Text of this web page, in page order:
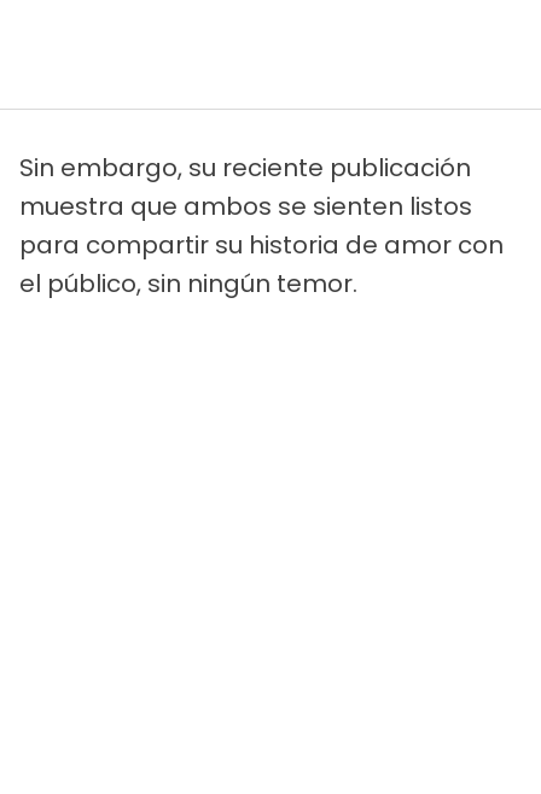
Sin embargo, su reciente publicación
muestra que ambos se sienten listos
para compartir su historia de amor con
el público, sin ningún temor.